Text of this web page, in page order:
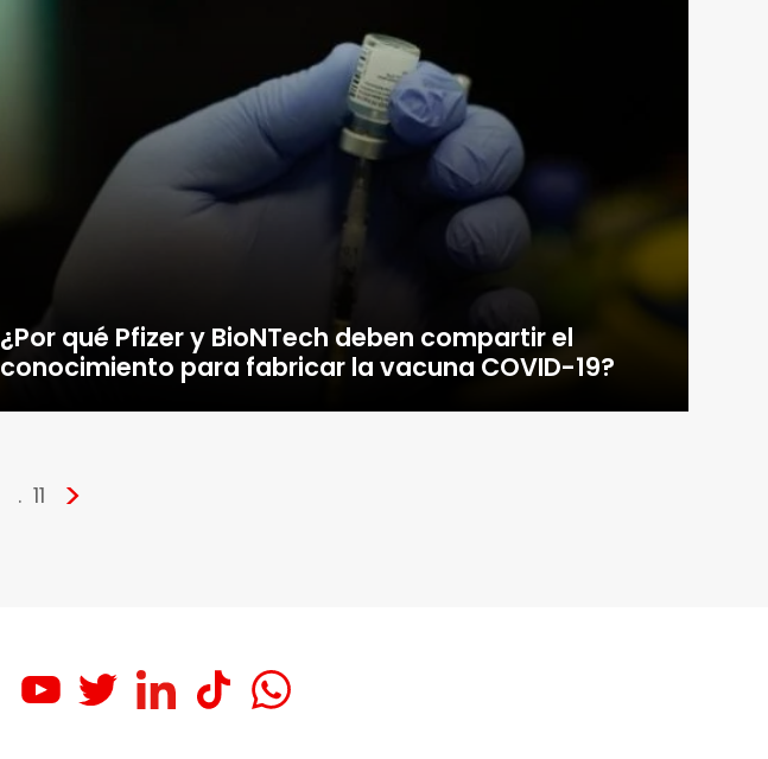
¿Por qué Pfizer y BioNTech deben compartir el
conocimiento para fabricar la vacuna COVID-19?
11 >